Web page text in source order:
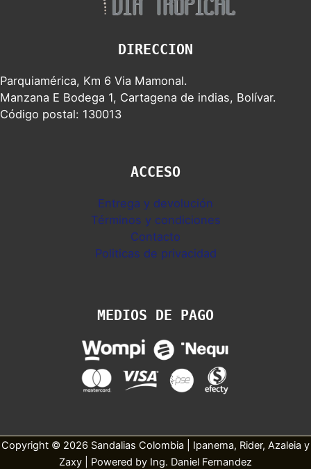
DIRECCION
Parquiamérica, Km 6 Via Mamonal.
Manzana E Bodega 1, Cartagena de indias, Bolívar.
Código postal: 130013
ACCESO
Entrega y devolución
Términos y condiciones
Contacto
Politicas de privacidad
MEDIOS DE PAGO
Copyright © 2026 Sandalias Colombia | Ipanema, Rider, Azaleia y
Zaxy | Powered by Ing. Daniel Fernandez